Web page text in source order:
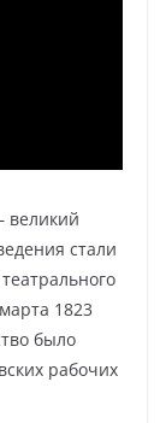
великий
стали
1823
было
рабочих